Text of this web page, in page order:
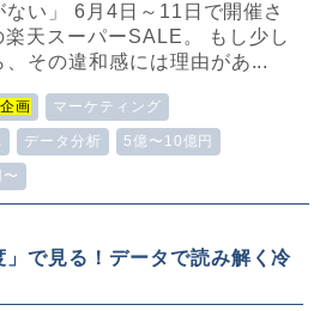
い」 6月4日～11日で開催さ
天スーパーSALE。 もし少し
その違和感には理由があ...
画 マーケティング
データ分析 5億〜10億円
」で見る！データで読み解く冷